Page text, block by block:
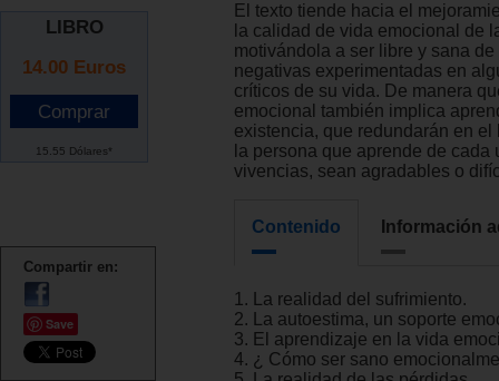
LIBRO
14.00 Euros
15.55 Dólares*
Compartir en:
Save
El texto tiende hacia el
la calidad de vida emocional de
motivándola a ser libre y sana
negativas experimentadas en
críticos de su vida. De manera
emocional también implica
existencia, que redundarán en el
la persona que aprende de cada
vivencias, sean agradables o
Contenido Información
1. La realidad del sufrimiento.
2. La autoestima, un soporte
3. El aprendizaje en la vida
4. ¿ Cómo ser sano